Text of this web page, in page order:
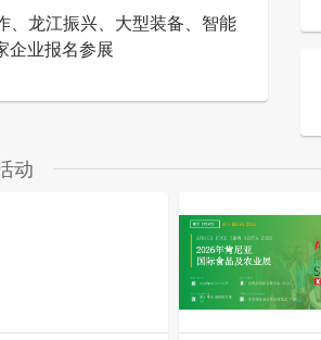
、龙江振兴、大型装备、智能
企业报名参展
动